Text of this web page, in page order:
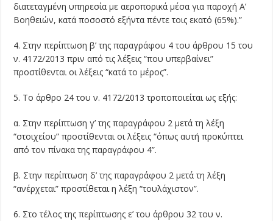
διατεταγμένη υπηρεσία με αεροπορικά μέσα για παροχή Α’
Βοηθειών, κατά ποσοστό εξήντα πέντε τοις εκατό (65%).”
4. Στην περίπτωση β’ της παραγράφου 4 του άρθρου 15 του
ν. 4172/2013 πριν από τις λέξεις “που υπερβαίνει”
προστίθενται οι λέξεις “κατά το μέρος”.
5. Το άρθρο 24 του ν. 4172/2013 τροποποιείται ως εξής:
α. Στην περίπτωση γ’ της παραγράφου 2 μετά τη λέξη
“στοιχείου” προστίθενται οι λέξεις “όπως αυτή προκύπτει
από τον πίνακα της παραγράφου 4”.
β. Στην περίπτωση δ’ της παραγράφου 2 μετά τη λέξη
“ανέρχεται” προστίθεται η λέξη “τουλάχιστον”.
6. Στο τέλος της περίπτωσης ε’ του άρθρου 32 του ν.